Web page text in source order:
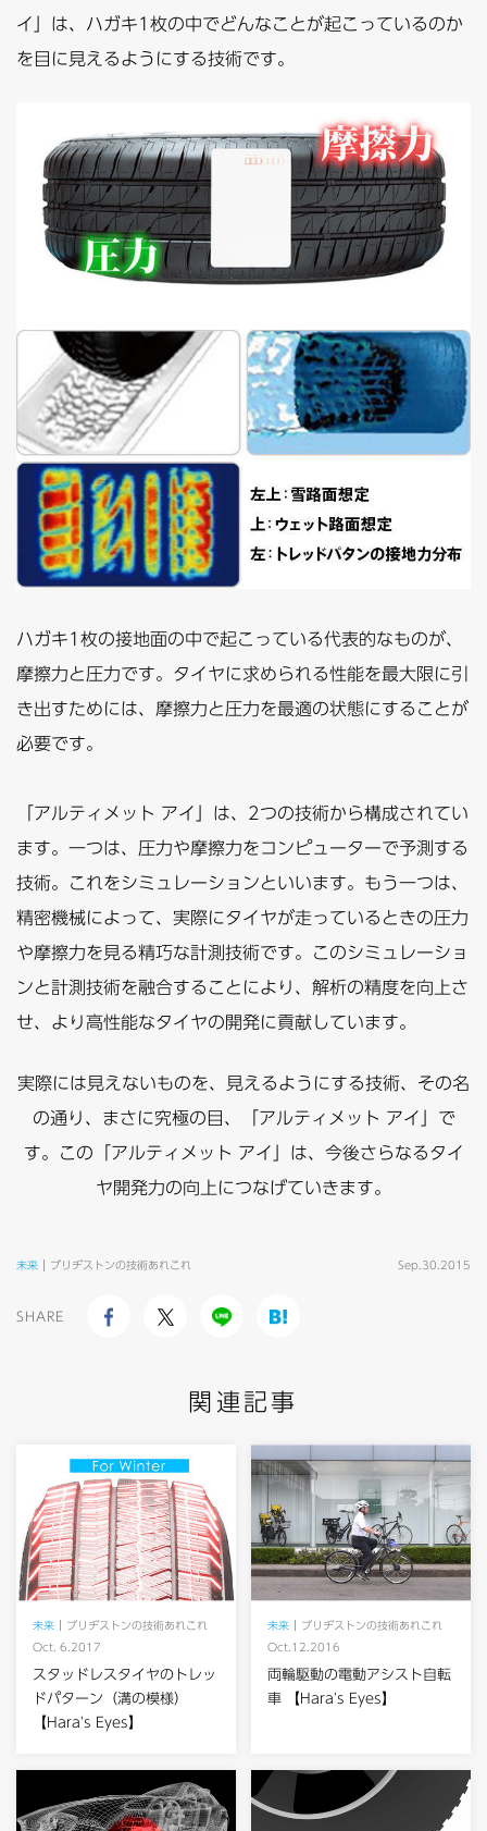
イ」は、ハガキ1枚の中でどんなことが起こっているのか
を目に見えるようにする技術です。
ハガキ1枚の接地面の中で起こっている代表的なものが、
摩擦力と圧力です。タイヤに求められる性能を最大限に引
き出すためには、摩擦力と圧力を最適の状態にすることが
必要です。
「アルティメット アイ」は、2つの技術から構成されてい
ます。一つは、圧力や摩擦力をコンピューターで予測する
技術。これをシミュレーションといいます。もう一つは、
精密機械によって、実際にタイヤが走っているときの圧力
や摩擦力を見る精巧な計測技術です。このシミュレーショ
ンと計測技術を融合することにより、解析の精度を向上さ
せ、より高性能なタイヤの開発に貢献しています。
実際には見えないものを、見えるようにする技術、その名
の通り、まさに究極の目、「アルティメット アイ」で
す。この「アルティメット アイ」は、今後さらなるタイ
ヤ開発力の向上につなげていきます。
未来 ブリヂストンの技術あれこれ Sep.30.2015
SHARE
関連記事
スタッドレスタイヤのトレッ
ドパターン（溝の模様）
【Hara's Eyes】
未来
ブリヂストンの技術あれこれ
Oct. 6.2017
両輪駆動の電動アシスト自転
車 【Hara's Eyes】
未来
ブリヂストンの技術あれこれ
Oct.12.2016